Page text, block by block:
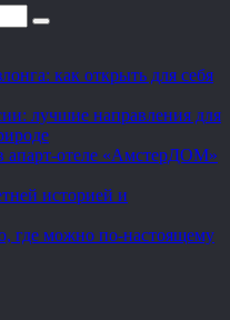
как открыть для себя
лучшие направления для
апарт-отеле «АмстерДОМ»
историей и
где можно по-настоящему